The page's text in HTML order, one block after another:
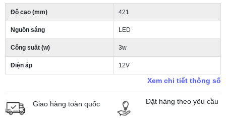
Độ cao (mm) 421
Nguồn sáng LED
Công suất (w) 3w
Điện áp 12V
Xem chi tiết thông số
Giao hàng toàn quốc Đặt hàng theo yêu cầu